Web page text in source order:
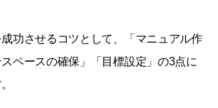
功させるコツとして、「マニュアル作
ペースの確保」「目標設定」の3点に